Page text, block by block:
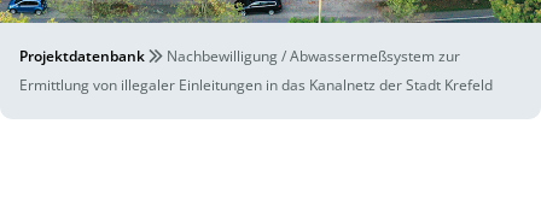
Projektdatenbank
Nachbewilligung / Abwassermeßsystem zur
Ermittlung von illegaler Einleitungen in das Kanalnetz der Stadt Krefeld